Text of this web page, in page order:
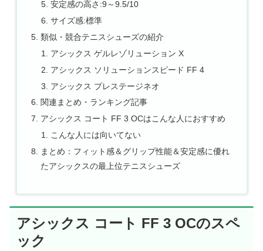
安定感の高さ:9～9.5/10
サイズ感:標準
類似・競合テニスシューズの紹介
アシックス ゲルレゾリューション X
アシックス ソリューションスピード FF 4
アシックス プレステージネオ
関連まとめ・ランキング記事
アシックス コート FF 3 OCはこんな人におすすめ
こんな人には向いてない
まとめ：フィット感＆グリップ性能＆安定感に優れ
たアシックスの最上位テニスシューズ
アシックス コート FF 3 OCのスペ
ック